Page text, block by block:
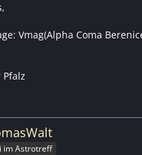
Vmag(Alpha Coma
im Astrotreff